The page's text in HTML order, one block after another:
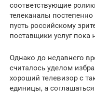
соответствующие
телеканалы
пусть российскому
поставщики услуг пока
Однако до недавнего
считалось уделом
хороший телевизор с
единицы, а